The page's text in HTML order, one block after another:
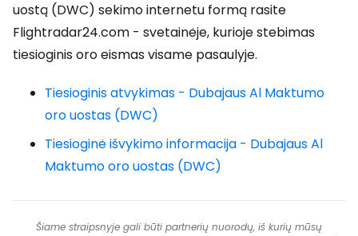
uostą (DWC) sekimo internetu formą rasite
Flightradar24.com - svetainėje, kurioje stebimas
tiesioginis oro eismas visame pasaulyje.
Tiesioginis atvykimas - Dubajaus Al Maktumo
oro uostas (DWC)
Tiesioginė išvykimo informacija - Dubajaus Al
Maktumo oro uostas (DWC)
Šiame straipsnyje gali būti partnerių nuorodų, iš kurių mūsų